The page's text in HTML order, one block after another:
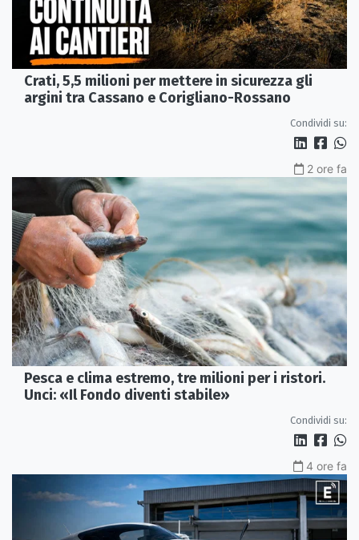
Crati, 5,5 milioni per mettere in sicurezza gli
argini tra Cassano e Corigliano-Rossano
Condividi su:
2 ore fa
Pesca e clima estremo, tre milioni per i ristori.
Unci: «Il Fondo diventi stabile»
Condividi su:
4 ore fa